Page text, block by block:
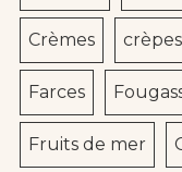
Crèmes crèpes
Farces
Fruits de mer